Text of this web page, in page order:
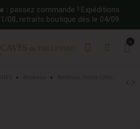
: passez commande ! Expéditions
08, retraits boutique dès le 04/09.